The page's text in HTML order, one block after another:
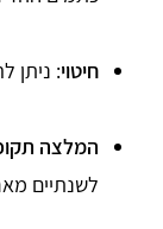
חיטוי: ניתן
המלצה
לשנתיים